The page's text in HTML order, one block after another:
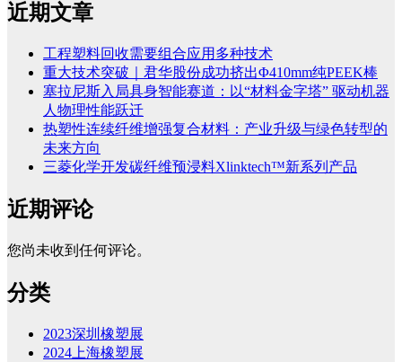
近期文章
工程塑料回收需要组合应用多种技术
重大技术突破｜君华股份成功挤出Φ410mm纯PEEK棒
塞拉尼斯入局具身智能赛道：以“材料金字塔” 驱动机器
人物理性能跃迁
热塑性连续纤维增强复合材料：产业升级与绿色转型的
未来方向
三菱化学开发碳纤维预浸料Xlinktech™新系列产品
近期评论
您尚未收到任何评论。
分类
2023深圳橡塑展
2024上海橡塑展